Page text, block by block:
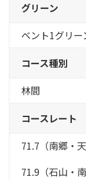
グリーン
ベント1グリー
コース種別
林間
コースレート
71.7（南郷・
71.9（石山・